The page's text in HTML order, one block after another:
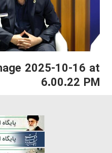
2025-10-16 at
6.00.22 PM